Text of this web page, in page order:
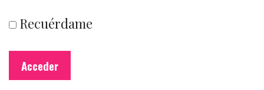
Recuérdame